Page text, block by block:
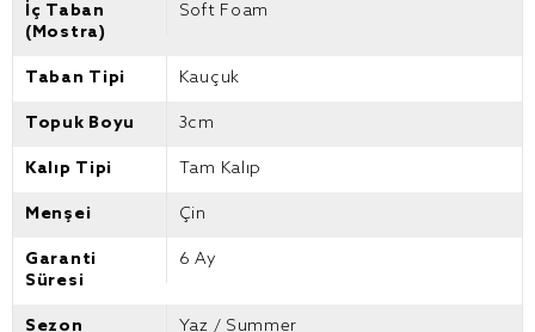
İç Taban
(Mostra)
Soft Foam
Taban Tipi Kauçuk
Topuk Boyu 3cm
Kalıp Tipi Tam Kalıp
Menşei Çin
Garanti
Süresi
6 Ay
Sezon Yaz / Summer